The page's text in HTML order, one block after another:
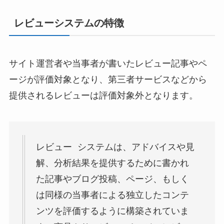
レビューシステムの特徴
サイト運営者や当事者が書いたレビュー記事やペ
ージが評価対象となり、第三者サービスなどから
提供されるレビューは評価対象外となります。
レビュー システムは、アドバイスや見
解、分析結果を提供するために書かれ
た記事やブログ投稿、ページ、もしく
は同様の当事者による独立したコンテ
ンツを評価するように構築されていま